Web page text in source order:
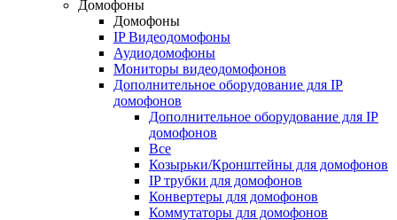
Домофоны
Домофоны
IP Видеодомофоны
Аудиодомофоны
Мониторы видеодомофонов
Дополнительное оборудование для IP
домофонов
Дополнительное оборудование для IP
домофонов
Все
Козырьки/Кронштейны для домофонов
IP трубки для домофонов
Конвертеры для домофонов
Коммутаторы для домофонов